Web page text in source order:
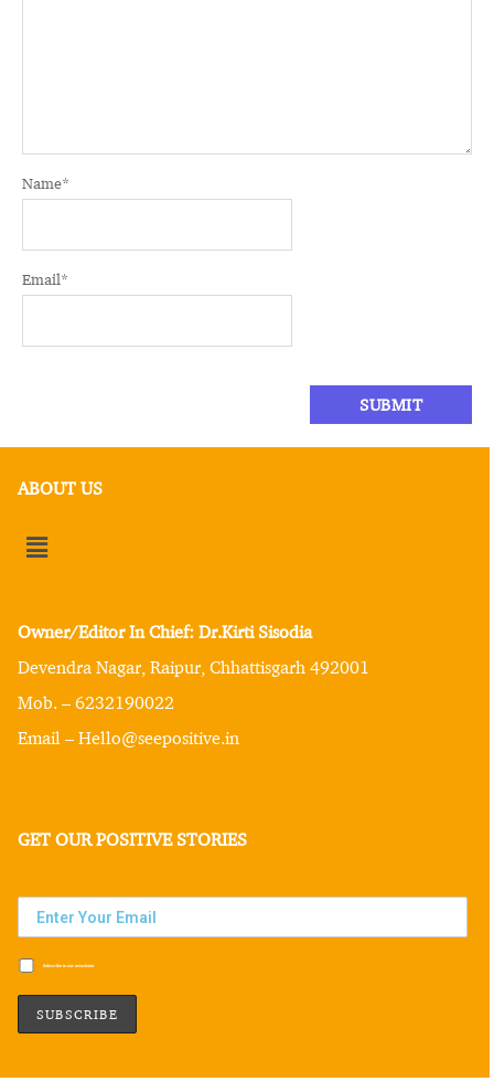
Name*
Email*
ABOUT US
Owner/Editor In Chief: Dr.Kirti Sisodia
Devendra Nagar, Raipur, Chhattisgarh 492001
Mob. – 6232190022
Email – Hello@seepositive.in
GET OUR POSITIVE STORIES
Subscribe to our newsletter